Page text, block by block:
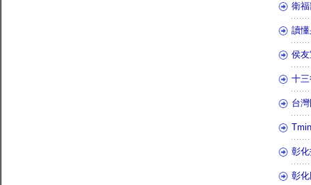
衛
讀
侯
十
台
彰
彰